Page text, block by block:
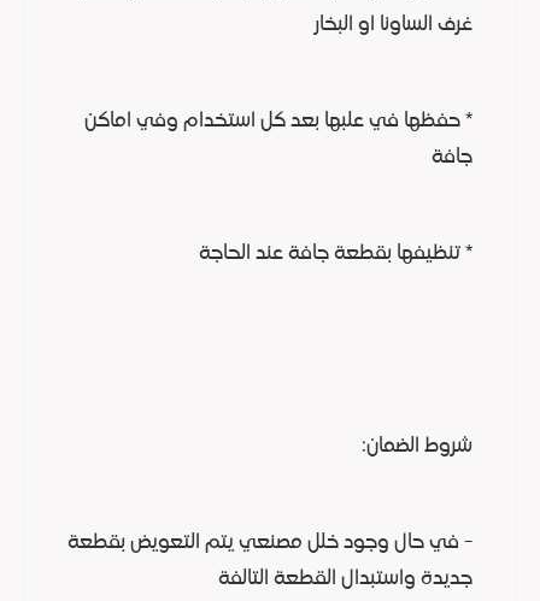
غرف الساونا او البخار
* حفظها في علبها بعد كل استخدام وفي اماكن
جافة
* تنظيفها بقطعة جافة عند الحاجة
شروط الضمان:
- في حال وجود خلل مصنعي يتم التعويض بقطعة
جديدة واستبدال القطعة التالفة